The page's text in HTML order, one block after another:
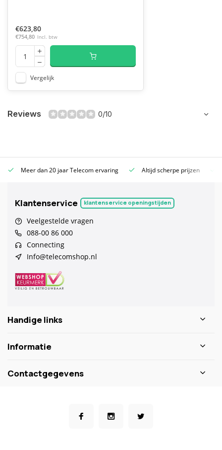
€623,80
€754,80 Incl. btw
Vergelijk
Reviews 0/10
Meer dan 20 jaar Telecom ervaring Altijd scherpe prijzen
Klantenservice klantenservice openingstijden
Veelgestelde vragen
088-00 86 000
Connecting
Info@telecomshop.nl
Handige links
Informatie
Contactgegevens